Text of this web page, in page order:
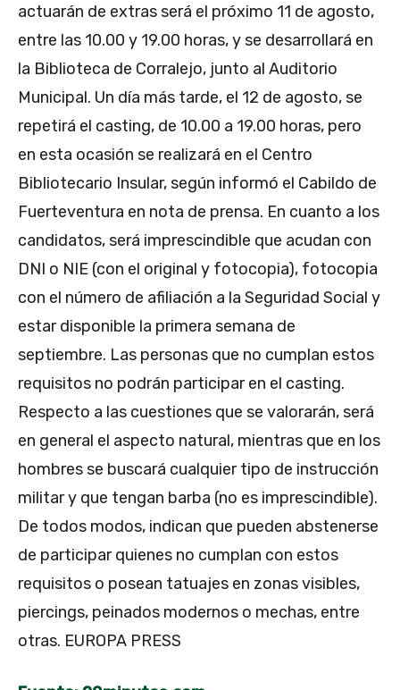
actuarán de extras será el próximo 11 de agosto,
entre las 10.00 y 19.00 horas, y se desarrollará en
la Biblioteca de Corralejo, junto al Auditorio
Municipal. Un día más tarde, el 12 de agosto, se
repetirá el casting, de 10.00 a 19.00 horas, pero
en esta ocasión se realizará en el Centro
Bibliotecario Insular, según informó el Cabildo de
Fuerteventura en nota de prensa. En cuanto a los
candidatos, será imprescindible que acudan con
DNI o NIE (con el original y fotocopia), fotocopia
con el número de afiliación a la Seguridad Social y
estar disponible la primera semana de
septiembre. Las personas que no cumplan estos
requisitos no podrán participar en el casting.
Respecto a las cuestiones que se valorarán, será
en general el aspecto natural, mientras que en los
hombres se buscará cualquier tipo de instrucción
militar y que tengan barba (no es imprescindible).
De todos modos, indican que pueden abstenerse
de participar quienes no cumplan con estos
requisitos o posean tatuajes en zonas visibles,
piercings, peinados modernos o mechas, entre
otras. EUROPA PRESS